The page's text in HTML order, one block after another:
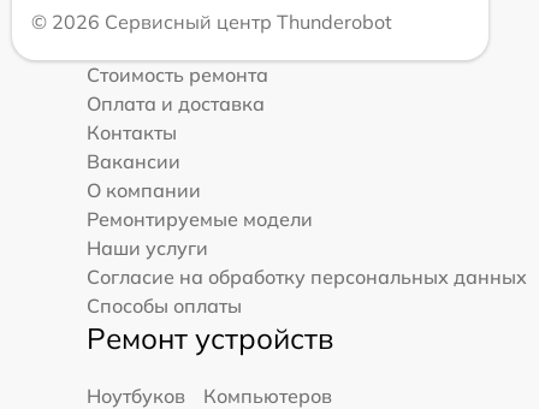
© 2026 Сервисный центр Thunderobot
Стоимость ремонта
Оплата и доставка
Контакты
Вакансии
О компании
Ремонтируемые модели
Наши услуги
Согласие на обработку персональных данных
Способы оплаты
Ремонт устройств
Ноутбуков
Компьютеров